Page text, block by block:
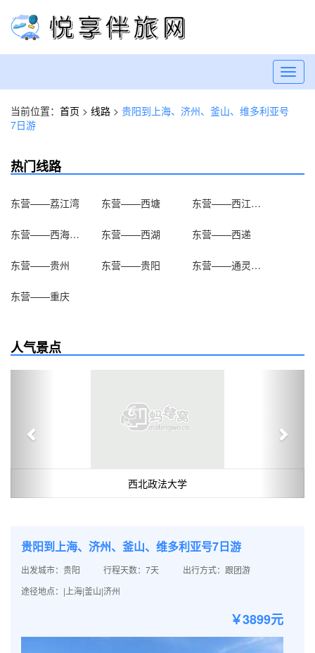
当前位置： 首页 > 线路 > 贵阳到上海、济州、釜山、维多利亚号
7日游
热门线路
东营——荔江湾 东营——西塘 东营——西江千户苗寨
东营——西海大峡谷 东营——西湖 东营——西递
东营——贵州 东营——贵阳 东营——通灵大峡谷
东营——重庆
人气景点
西北政法大学
贵阳到上海、济州、釜山、维多利亚号7日游
出发城市：贵阳 行程天数：7天
出行方式：跟团游
途径地点：|上海|釜山|济州
￥3899元